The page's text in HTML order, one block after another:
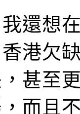
還想
港欠
甚至
而且